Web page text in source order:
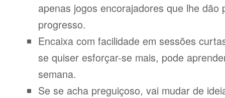
apenas jogos encorajadores que lhe dão
progresso.
Encaixa com facilidade em sessões
se quiser esforçar-se mais, pode
semana.
Se se acha preguiçoso, vai mudar de